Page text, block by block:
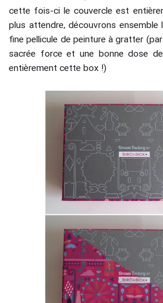
cette fois-ci le couvercle est
plus attendre, découvrons ensemble
fine pellicule de peinture à gratter
sacrée force et une bonne dose
entièrement cette box !)